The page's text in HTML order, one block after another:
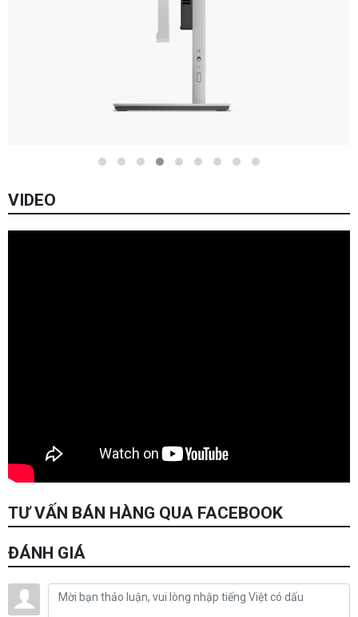
VIDEO
TƯ VẤN BÁN HÀNG QUA FACEBOOK
ĐÁNH GIÁ